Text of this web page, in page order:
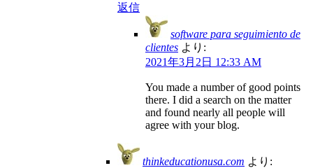
返信
software para seguimiento de
clientes より:
2021年3月2日 12:33 AM
You made a number of good points
there. I did a search on the matter
and found nearly all people will
agree with your blog.
thinkeducationusa.com より: